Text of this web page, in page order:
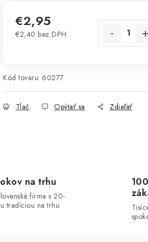
€2,95
€2,40 bez DPH
Kód tovaru: 60277
Tlač Opýtať sa Zdieľať
na trhu
firma s 20-
tradíciou na trhu.